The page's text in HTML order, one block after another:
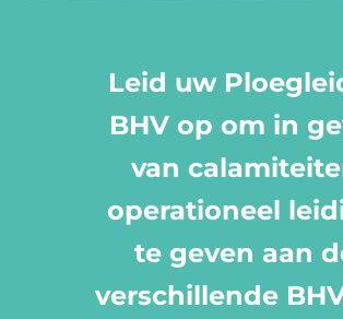
Leid uw
BHV op om in
van
operationeel
te geven aan
verschillende